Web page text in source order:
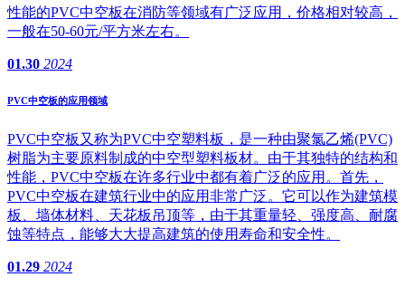
性能的PVC中空板在消防等领域有广泛应用，价格相对较高，
一般在50-60元/平方米左右。
01.30 2024
PVC中空板的应用领域
PVC中空板又称为PVC中空塑料板，是一种由聚氯乙烯(PVC)
树脂为主要原料制成的中空型塑料板材。由于其独特的结构和
性能，PVC中空板在许多行业中都有着广泛的应用。首先，
PVC中空板在建筑行业中的应用非常广泛。它可以作为建筑模
板、墙体材料、天花板吊顶等，由于其重量轻、强度高、耐腐
蚀等特点，能够大大提高建筑的使用寿命和安全性。
01.29 2024